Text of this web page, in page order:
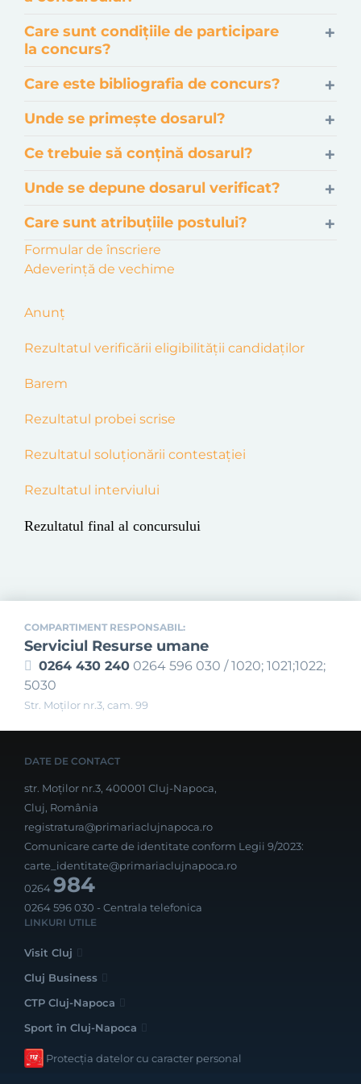
Care sunt condițiile de participare
la concurs?
Care este bibliografia de concurs?
Unde se primește dosarul?
Ce trebuie să conțină dosarul?
Unde se depune dosarul verificat?
Care sunt atribuțiile postului?
Formular de înscriere
Adeverință de vechime
Anunț
Rezultatul verificării eligibilității candidaților
Barem
Rezultatul probei scrise
Rezultatul soluţionării contestaţiei
Rezultatul interviului
Rezultatul final al concursului
COMPARTIMENT RESPONSABIL:
Serviciul Resurse umane
0264 430 240 0264 596 030 / 1020; 1021;1022;
5030
Str. Moţilor nr.3, cam. 99
DATE DE CONTACT
str. Moților nr.3, 400001 Cluj-Napoca,
Cluj, România
registratura@primariaclujnapoca.ro
Comunicare carte de identitate conform Legii 9/2023:
carte_identitate@primariaclujnapoca.ro
0264984
0264 596 030 - Centrala telefonica
LINKURI UTILE
Visit Cluj
Cluj Business
CTP Cluj-Napoca
Sport în Cluj-Napoca
Protecția datelor cu caracter personal